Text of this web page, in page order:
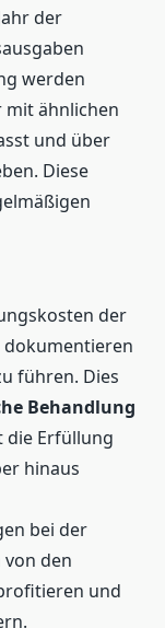
der
werden
ähnlichen
und über
Diese
der
führen. Dies
Behandlung
Erfüllung
hinaus
bei der
den
und